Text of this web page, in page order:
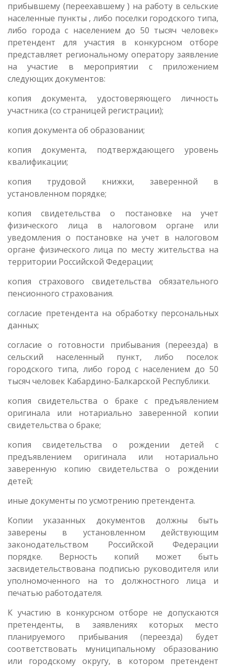
прибывшему (переехавшему ) на работу в сельские
населенные пункты , либо поселки городского типа,
либо города с населением до 50 тысяч человек»
претендент для участия в конкурсном отборе
представляет региональному оператору заявление
на участие в мероприятии с приложением
следующих документов:
копия документа, удостоверяющего личность
участника (со страницей регистрации);
копия документа об образовании;
копия документа, подтверждающего уровень
квалификации;
копия трудовой книжки, заверенной в
установленном порядке;
копия свидетельства о постановке на учет
физического лица в налоговом органе или
уведомления о постановке на учет в налоговом
органе физического лица по месту жительства на
территории Российской Федерации;
копия страхового свидетельства обязательного
пенсионного страхования.
согласие претендента на обработку персональных
данных;
согласие о готовности прибывания (переезда) в
сельский населенный пункт, либо поселок
городского типа, либо город с населением до 50
тысяч человек Кабардино-Балкарской Республики.
копия свидетельства о браке с предъявлением
оригинала или нотариально заверенной копии
свидетельства о браке;
копия свидетельства о рождении детей с
предъявлением оригинала или нотариально
заверенную копию свидетельства о рождении
детей;
иные документы по усмотрению претендента.
Копии указанных документов должны быть
заверены в установленном действующим
законодательством Российской Федерации
порядке. Верность копий может быть
засвидетельствована подписью руководителя или
уполномоченного на то должностного лица и
печатью работодателя.
К участию в конкурсном отборе не допускаются
претенденты, в заявлениях которых место
планируемого прибывания (переезда) будет
соответствовать муниципальному образованию
или городскому округу, в котором претендент